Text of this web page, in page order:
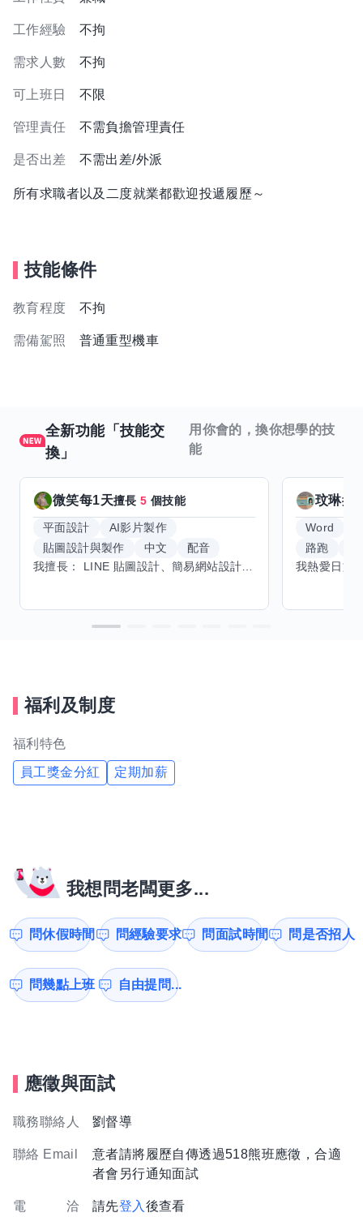
工作經驗 不拘
需求人數 不拘
可上班日 不限
管理責任 不需負擔管理責任
是否出差 不需出差/外派
所有求職者以及二度就業都歡迎投遞履歷～
技能條件
教育程度 不拘
需備駕照 普通重型機車
全新功能「技能交
換」
用你會的，換你想學的技
能
微笑每1天擅長5 個技能
平面設計
AI影片製作
貼圖設計與製作
中文
配音
玟琳擅
Word
路跑
福利及制度
福利特色
員工獎金分紅 定期加薪
我想問老闆更多...
問休假時間 問經驗要求 問面試時間 問是否招人
問幾點上班 自由提問...
應徵與面試
職務聯絡人 劉督導
聯絡 Email
意者請將履歷自傳透過518熊班應徵，合適
者會另行通知面試
電 洽 請先登入 後查看